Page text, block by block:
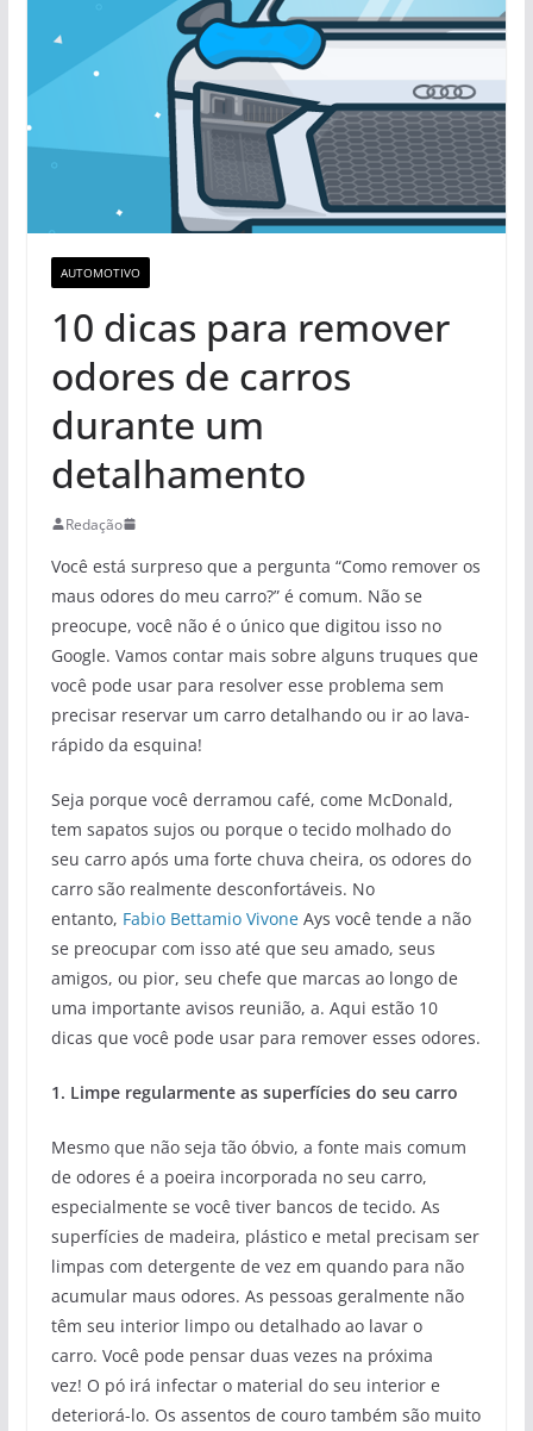
AUTOMOTIVO
10 dicas para remover
odores de carros
durante um
detalhamento
Redação
Você está surpreso que a pergunta “Como remover os
maus odores do meu carro?” é comum. Não se
preocupe, você não é o único que digitou isso no
Google. Vamos contar mais sobre alguns truques que
você pode usar para resolver esse problema sem
precisar reservar um carro detalhando ou ir ao lava-
rápido da esquina!
Seja porque você derramou café, come McDonald,
tem sapatos sujos ou porque o tecido molhado do
seu carro após uma forte chuva cheira, os odores do
carro são realmente desconfortáveis. No
entanto, Fabio Bettamio VivoneAys você tende a não
se preocupar com isso até que seu amado, seus
amigos, ou pior, seu chefe que marcas ao longo de
uma importante avisos reunião, a. Aqui estão 10
dicas que você pode usar para remover esses odores.
1. Limpe regularmente as superfícies do seu carro
Mesmo que não seja tão óbvio, a fonte mais comum
de odores é a poeira incorporada no seu carro,
especialmente se você tiver bancos de tecido. As
superfícies de madeira, plástico e metal precisam ser
limpas com detergente de vez em quando para não
acumular maus odores. As pessoas geralmente não
têm seu interior limpo ou detalhado ao lavar o
carro. Você pode pensar duas vezes na próxima
vez! O pó irá infectar o material do seu interior e
deteriorá-lo. Os assentos de couro também são muito